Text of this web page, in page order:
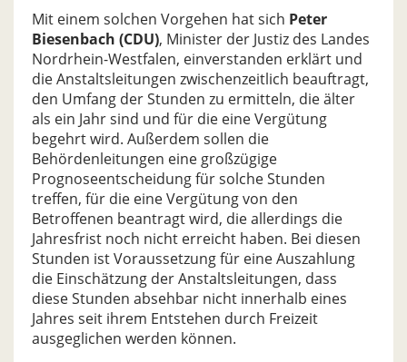
Mit einem solchen Vorgehen hat sich Peter
Biesenbach (CDU), Minister der Justiz des Landes
Nordrhein-Westfalen, einverstanden erklärt und
die Anstaltsleitungen zwischenzeitlich beauftragt,
den Umfang der Stunden zu ermitteln, die älter
als ein Jahr sind und für die eine Vergütung
begehrt wird. Außerdem sollen die
Behördenleitungen eine großzügige
Prognoseentscheidung für solche Stunden
treffen, für die eine Vergütung von den
Betroffenen beantragt wird, die allerdings die
Jahresfrist noch nicht erreicht haben. Bei diesen
Stunden ist Voraussetzung für eine Auszahlung
die Einschätzung der Anstaltsleitungen, dass
diese Stunden absehbar nicht innerhalb eines
Jahres seit ihrem Entstehen durch Freizeit
ausgeglichen werden können.